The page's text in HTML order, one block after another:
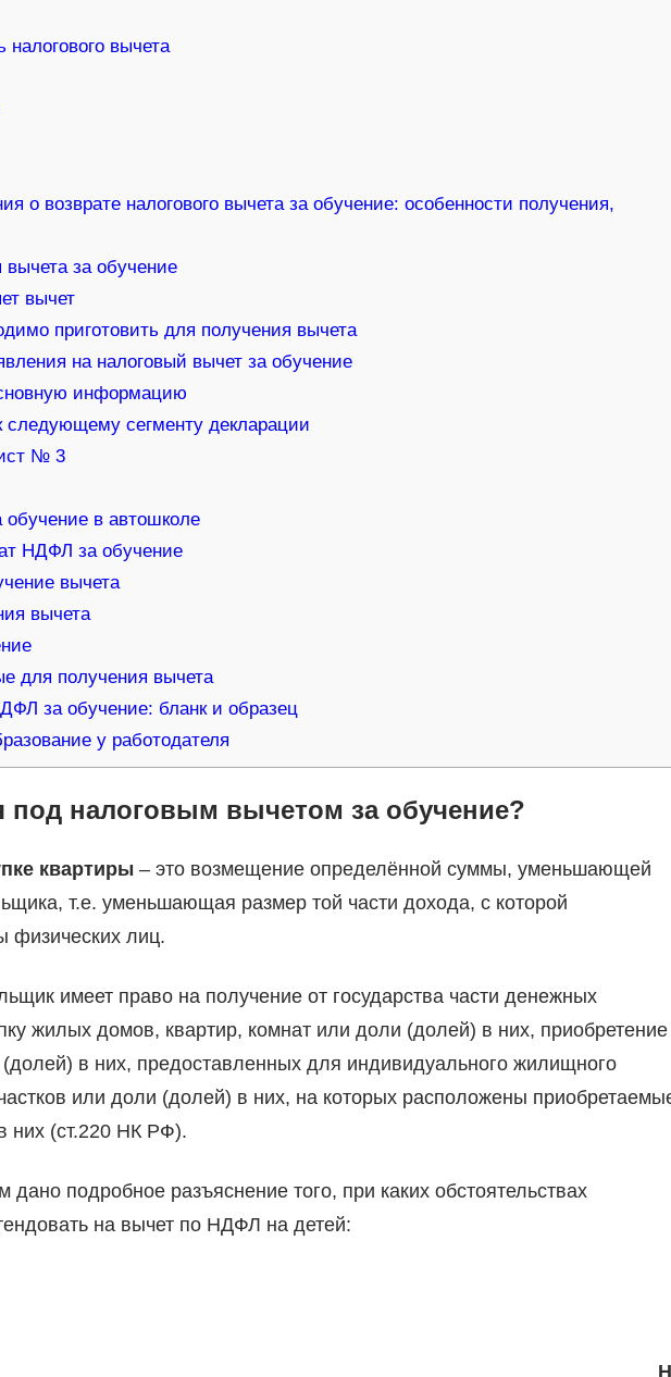
вычета
о возврате налогового вычета за обучение: особенности получения,
за обучение
вычет
приготовить для получения вычета
на налоговый вычет за обучение
информацию
сегменту декларации
№ 3
в автошколе
НДФЛ за обучение
вычета
вычета
для получения вычета
за обучение: бланк и образец
у работодателя
под налоговым вычетом за обучение?
квартиры– это возмещение определённой суммы, уменьшающей
т.е. уменьшающая размер той части дохода, с которой
физических лиц.
имеет право на получение от государства части денежных
жилых домов, квартир, комнат или доли (долей) в них, приобретение
в них, предоставленных для индивидуального жилищного
или доли (долей) в них, на которых расположены
них (ст.220 НК РФ).
дано подробное разъяснение того, при каких обстоятельствах
на вычет по НДФЛ на детей:
Н